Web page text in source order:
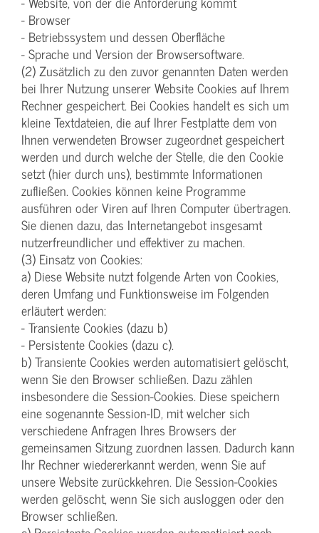
- Browser
- Betriebssystem und dessen Oberfläche
- Sprache und Version der Browsersoftware.
(2) Zusätzlich zu den zuvor genannten Daten werden
bei Ihrer Nutzung unserer Website Cookies auf Ihrem
Rechner gespeichert. Bei Cookies handelt es sich um
kleine Textdateien, die auf Ihrer Festplatte dem von
Ihnen verwendeten Browser zugeordnet gespeichert
werden und durch welche der Stelle, die den Cookie
setzt (hier durch uns), bestimmte Informationen
zufließen. Cookies können keine Programme
ausführen oder Viren auf Ihren Computer übertragen.
Sie dienen dazu, das Internetangebot insgesamt
nutzerfreundlicher und effektiver zu machen.
(3) Einsatz von Cookies:
a) Diese Website nutzt folgende Arten von Cookies,
deren Umfang und Funktionsweise im Folgenden
erläutert werden:
- Transiente Cookies (dazu b)
- Persistente Cookies (dazu c).
b) Transiente Cookies werden automatisiert gelöscht,
wenn Sie den Browser schließen. Dazu zählen
insbesondere die Session-Cookies. Diese speichern
eine sogenannte Session-ID, mit welcher sich
verschiedene Anfragen Ihres Browsers der
gemeinsamen Sitzung zuordnen lassen. Dadurch kann
Ihr Rechner wiedererkannt werden, wenn Sie auf
unsere Website zurückkehren. Die Session-Cookies
werden gelöscht, wenn Sie sich ausloggen oder den
Browser schließen.